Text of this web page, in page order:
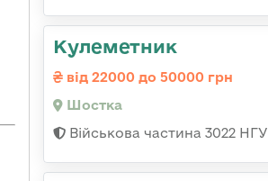
Кулеметник
від 22000 до 50000 грн
Шостка
Військова частина 3022 НГУ